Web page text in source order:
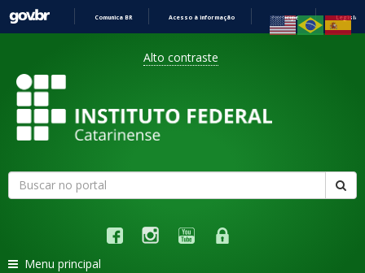
o
Comunica BR Acesso à informação Participe
Barra
de
acessibilidade
Alto contraste
Formulário
busca
Busca
Facebook
Instagram
YoutubeRestrito
Menu principal